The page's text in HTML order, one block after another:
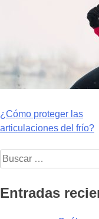
Navegación
de
entradas
¿Cómo proteger las
articulaciones del frío?
Buscar:
Entradas